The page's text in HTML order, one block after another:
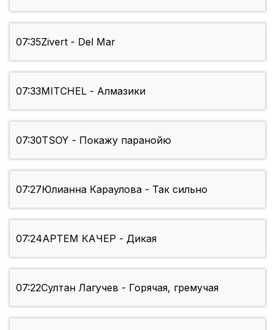
07:35Zivert - Del Mar
07:33MITCHEL - Алмазики
07:30TSOY - Покажу паранойю
07:27Юлианна Караулова - Так сильно
07:24АРТЕМ КАЧЕР - Дикая
07:22Султан Лагучев - Горячая, гремучая